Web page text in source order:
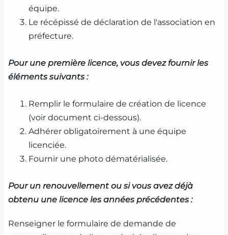
équipe.
Le récépissé de déclaration de l'association en
préfecture.
Pour une première licence, vous devez fournir les
éléments suivants :
Remplir le formulaire de création de licence
(voir document ci-dessous).
Adhérer obligatoirement à une équipe
licenciée.
Fournir une photo dématérialisée.
Pour un renouvellement ou si vous avez déjà
obtenu une licence les années précédentes :
Renseigner le formulaire de demande de